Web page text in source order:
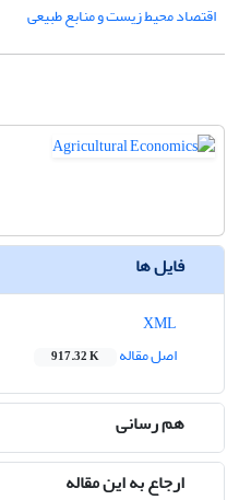
اقتصاد محیط زیست و منابع طبیعی
فایل ها
اصل مقاله
917.32 K
هم رسانی
ارجاع به این مقاله